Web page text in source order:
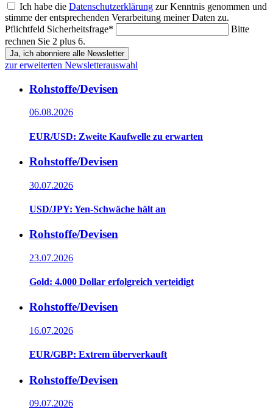
Ich habe die Datenschutzerklärung zur Kenntnis genommen und
stimme der entsprechenden Verarbeitung meiner Daten zu.
Pflichtfeld Sicherheitsfrage*
Bitte
rechnen Sie 2 plus 6.
Ja, ich abonniere alle Newsletter
zur erweiterten Newsletterauswahl
Rohstoffe/Devisen
06.08.2026
EUR/USD: Zweite Kaufwelle zu erwarten
Rohstoffe/Devisen
30.07.2026
USD/JPY: Yen-Schwäche hält an
Rohstoffe/Devisen
23.07.2026
Gold: 4.000 Dollar erfolgreich verteidigt
Rohstoffe/Devisen
16.07.2026
EUR/GBP: Extrem überverkauft
Rohstoffe/Devisen
09.07.2026